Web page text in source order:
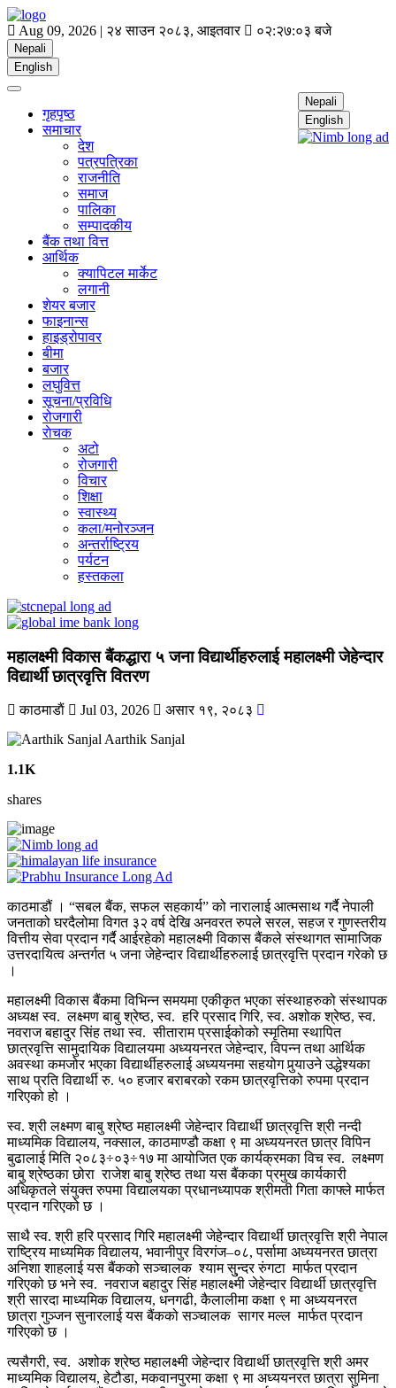
Aug 09, 2026 | २४ साउन २०८३, आइतवार ०२:२७:०४ बजे
Nepali
English
Nepali
English
गृहपृष्ठ
समाचार
देश
पत्रपत्रिका
राजनीति
समाज
पालिका
सम्पादकीय
बैंक तथा वित्त
आर्थिक
क्यापिटल मार्केट
लगानी
शेयर बजार
फाइनान्स
हाइड्रोपावर
बीमा
बजार
लघुवित्त
सूचना/प्रविधि
रोजगारी
राेचक
अटो
रोजगारी
विचार
शिक्षा
स्वास्थ्य
कला/मनोरञ्जन
अन्तर्राष्ट्रिय
पर्यटन
हस्तकला
महालक्ष्मी विकास बैंकद्धारा ५ जना विद्यार्थीहरुलाई महालक्ष्मी जेहेन्दार
विद्यार्थी छात्रवृत्ति वितरण
काठमाडाैं Jul 03, 2026
असार १९, २०८३
Aarthik Sanjal
1.1K
shares
काठमाडौं । “सबल बैंक, सफल सहकार्य” को नारालाई आत्मसाथ गर्दै नेपाली
जनताको घरदैलोमा विगत ३२ वर्ष देखि अनवरत रुपले सरल, सहज र गुणस्तरीय
वित्तीय सेवा प्रदान गर्दै आईरहेको महालक्ष्मी विकास बैंकले संस्थागत सामाजिक
उत्तरदायित्व अन्तर्गत ५ जना जेहेन्दार विद्यार्थीहरुलाई छात्रवृत्ति प्रदान गरेको छ
।
महालक्ष्मी विकास बैंकमा विभिन्न समयमा एकीकृत भएका संस्थाहरुको संस्थापक
अध्यक्ष स्व. लक्ष्मण बाबु श्रेष्ठ, स्व. हरि प्रसाद गिरि, स्व. अशोक श्रेष्ठ, स्व.
नवराज बहादुर सिंह तथा स्व. सीताराम प्रसाईकोको स्मृतिमा स्थापित
छात्रवृत्ति सामुदायिक विद्यालयमा अध्ययनरत जेहेन्दार, विपन्न तथा आर्थिक
अवस्था कमजोर भएका विद्यार्थीहरुलाई अध्ययनमा सहयोग पुर्‍याउने उद्धेश्यका
साथ प्रति विद्यार्थी रु. ५० हजार बराबरको रकम छात्रवृत्तिको रुपमा प्रदान
गरिएको हो ।
स्व. श्री लक्ष्मण बाबु श्रेष्ठ महालक्ष्मी जेहेन्दार विद्यार्थी छात्रवृत्ति श्री नन्दी
माध्यमिक विद्यालय, नक्साल, काठमाण्डौ कक्षा ९ मा अध्ययनरत छात्र विपिन
बुढालाई मिति २०८३÷०३÷१७ मा आयोजित एक कार्यक्रमका विच स्व. लक्ष्मण
बाबु श्रेष्ठका छोरा राजेश बाबु श्रेष्ठ तथा यस बैंकका प्रमुख कार्यकारी
अधिकृतले संयुक्त रुपमा विद्यालयका प्रधानध्यापक श्रीमती गिता काफ्ले मार्फत
प्रदान गरिएको छ ।
साथै स्व. श्री हरि प्रसाद गिरि महालक्ष्मी जेहेन्दार विद्यार्थी छात्रवृत्ति श्री नेपाल
राष्ट्रिय माध्यमिक विद्यालय, भवानीपुर विरगंज–०८, पर्सामा अध्ययनरत छात्रा
अनिशा शाहलाई यस बैंकको सञ्चालक श्याम सु्न्दर रुंगटा मार्फत प्रदान
गरिएको छ भने स्व. नवराज बहादुर सिंह महालक्ष्मी जेहेन्दार विद्यार्थी छात्रवृत्ति
श्री सारदा माध्यमिक विद्यालय, धनगढी, कैलालीमा कक्षा ९ मा अध्ययनरत
छात्रा गुञ्जन सुनारलाई यस बैंकको सञ्चालक सागर मल्ल मार्फत प्रदान
गरिएको छ ।
त्यसैगरी, स्व. अशोक श्रेष्ठ महालक्ष्मी जेहेन्दार विद्यार्थी छात्रवृत्ति श्री अमर
माध्यमिक विद्यालय, हेटौडा, मकवानपुरमा कक्षा ९ मा अध्ययनरत छात्रा सुमिना